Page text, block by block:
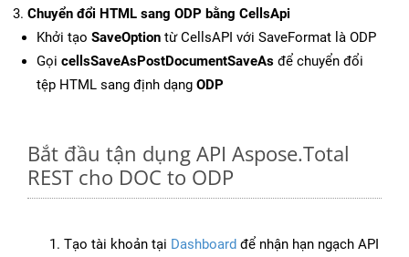
Chuyển đổi HTML sang ODP bằng CellsApi
Khởi tạo SaveOption từ CellsAPI với SaveFormat là ODP
Gọi cellsSaveAsPostDocumentSaveAs để chuyển đổi
tệp HTML sang định dạng ODP
Bắt đầu tận dụng API Aspose.Total
REST cho DOC to ODP
Tạo tài khoản tại Dashboard để nhận hạn ngạch API